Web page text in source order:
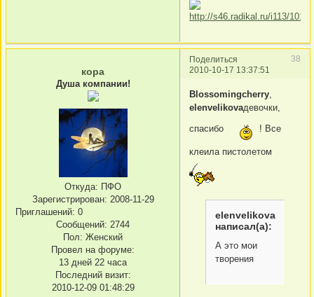
Поделиться
38
2010-10-17 13:37:51
кора
Душа компании!
Откуда: ПФО
Зарегистрирован: 2008-11-29
Приглашений: 0
Сообщений: 2744
Пол: Женский
Провел на форуме:
13 дней 22 часа
Последний визит:
2010-12-09 01:48:29
Blossomingcherry,
elenvelikovaдевочки,
спасибо ! Все
клеила пистолетом
elenvelikova
написал(а):
А это мои
творения